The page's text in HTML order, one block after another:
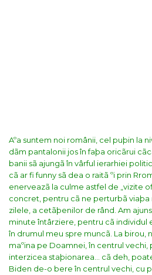
Aºa suntem noi românii, cel puþin la
dãm pantalonii jos în faþa oricãrui
banii sã ajungã în vârful ierarhiei
cã ar fi funny sã dea o raitã ºi prin
enerveazã la culme astfel de „vizite
concret, pentru cã ne perturbã
zilele, a cetãþenilor de rând. Am
minute întârziere, pentru cã individul
în drumul meu spre muncã. La birou,
maºina pe Doamnei, în centrul vechi,
interzicea staþionarea… cã deh,
Biden de-o bere în centrul vechi, cu